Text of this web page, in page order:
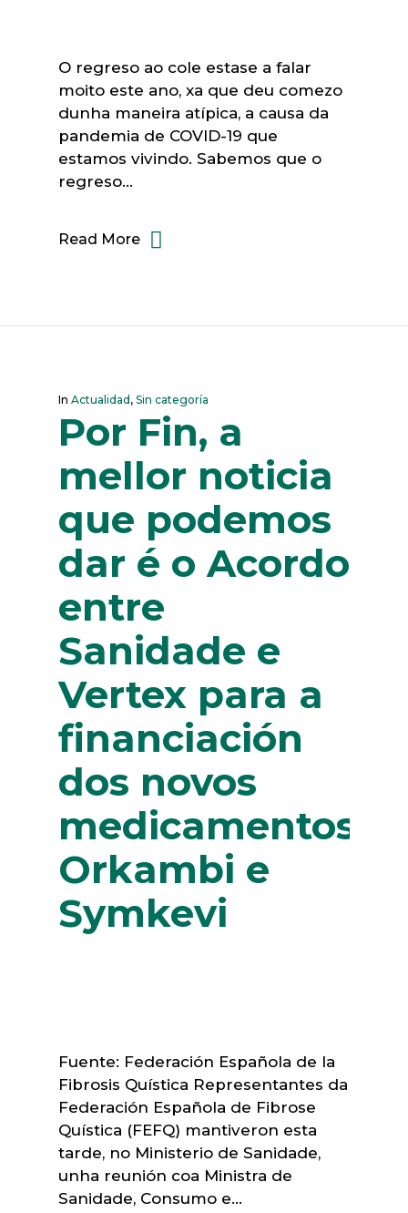
O regreso ao cole estase a falar
moito este ano, xa que deu comezo
dunha maneira atípica, a causa da
pandemia de COVID-19 que
estamos vivindo. Sabemos que o
regreso…
Read More
In Actualidad , Sin categoría
Por Fin, a
mellor noticia
que podemos
dar é o Acordo
entre
Sanidade e
Vertex para a
financiación
dos novos
medicamentos
Orkambi e
Symkevi
Fuente: Federación Española de la
Fibrosis Quística Representantes da
Federación Española de Fibrose
Quística (FEFQ) mantiveron esta
tarde, no Ministerio de Sanidade,
unha reunión coa Ministra de
Sanidade, Consumo e…